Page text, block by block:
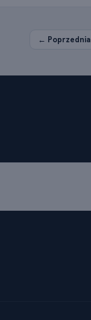
← Poprzednia